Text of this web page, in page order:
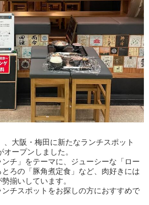
、大阪・梅田に新たなランチスポット
オープンしました。
ンチ」をテーマに、ジューシーな「ロー
ろの「豚角煮定食」など、肉好きには
揃いしています。
チスポットをお探しの方におすすめで